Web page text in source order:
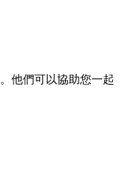
他們可以協助您一起